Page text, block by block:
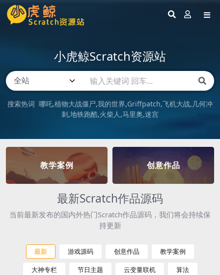
小虎鲸Scratch资源站
搜索热词 哪吒 植物大战僵尸 我的世界 Griffpatch 飞机大战 几何冲
刺 地铁跑酷 火柴人 马里奥 迷宫
教学案例 创意作品
最新Scratch作品源码
当前最新发布的国内外热门Scratch作品源码，我们将会持续保
持更新
最新 游戏源码 创意作品 教学案例
大神专栏 节日主题 云变量联机 算法